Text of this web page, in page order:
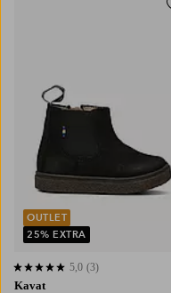
Kavat
5,0 basert på 3 karaktergivninger
5,0 (3)
OUTLET
25% EXTRA